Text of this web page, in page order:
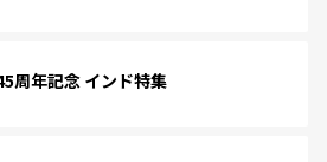
周年記念 インド特集